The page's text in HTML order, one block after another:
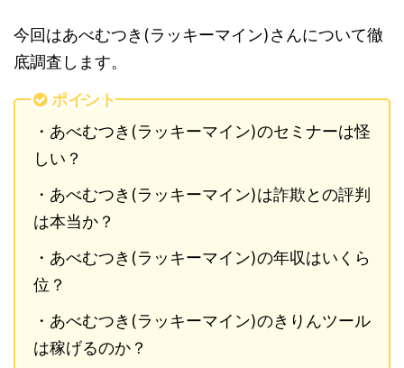
今回はあべむつき(ラッキーマイン)さんについて徹
底調査します。
ポイント
・あべむつき(ラッキーマイン)のセミナーは怪
しい？
・あべむつき(ラッキーマイン)は詐欺との評判
は本当か？
・あべむつき(ラッキーマイン)の年収はいくら
位？
・あべむつき(ラッキーマイン)のきりんツール
は稼げるのか？